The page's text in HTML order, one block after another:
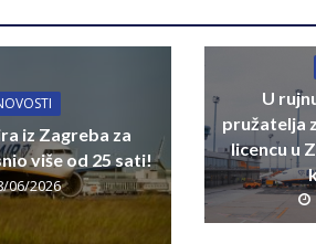
iz Zagreba za
više od 25 sati!
06/2026
U
pružatelja
licencu u